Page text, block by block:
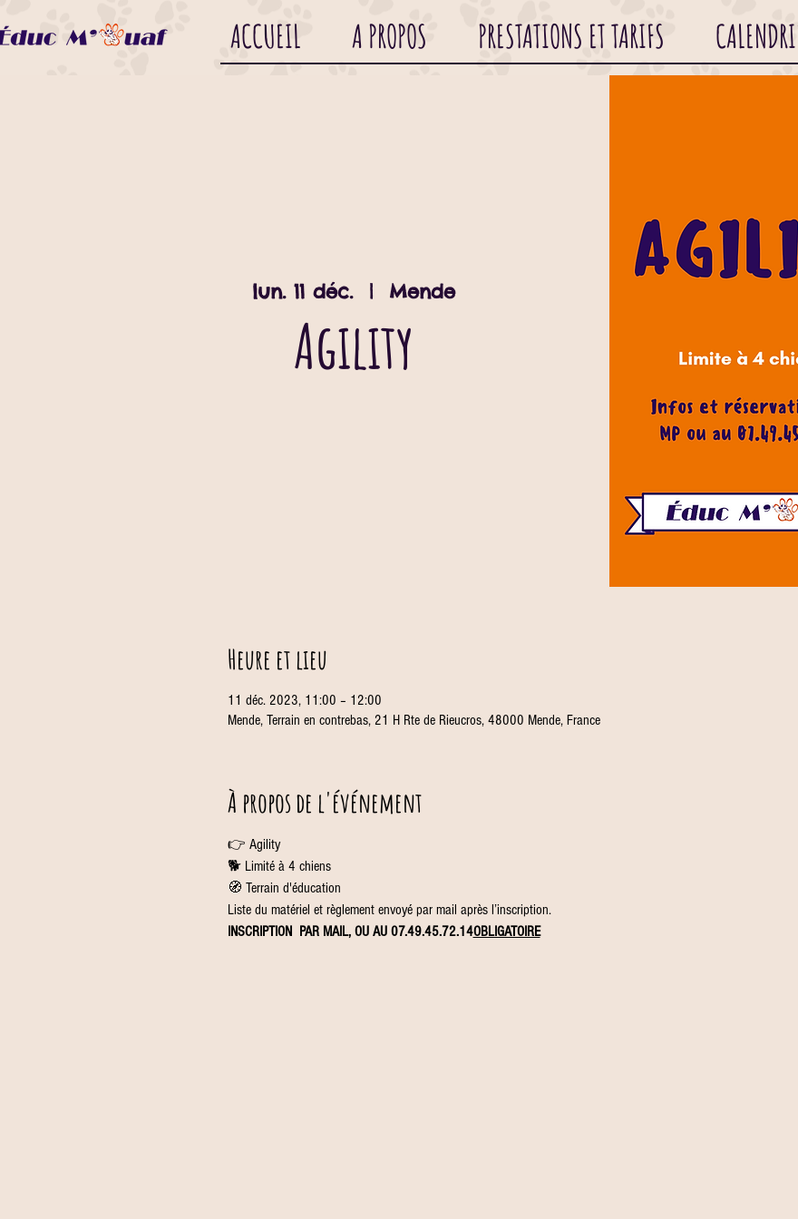
ACCUEIL A PROPOS PRESTATIONS ET TARIFS
lun. 11 déc.
  |
Mende
Agility
Heure et lieu
11 déc. 2023, 11:00 – 12:00
Mende, Terrain en contrebas, 21 H Rte de Rieucros, 48000 Mende, France
À propos de l'événement
👉 Agility
🐕 Limité à 4 chiens
🧭 Terrain d'éducation
Liste du matériel et règlement envoyé par mail après l’inscription.
INSCRIPTION PAR MAIL, OU AU 07.49.45.72.14OBLIGATOIRE